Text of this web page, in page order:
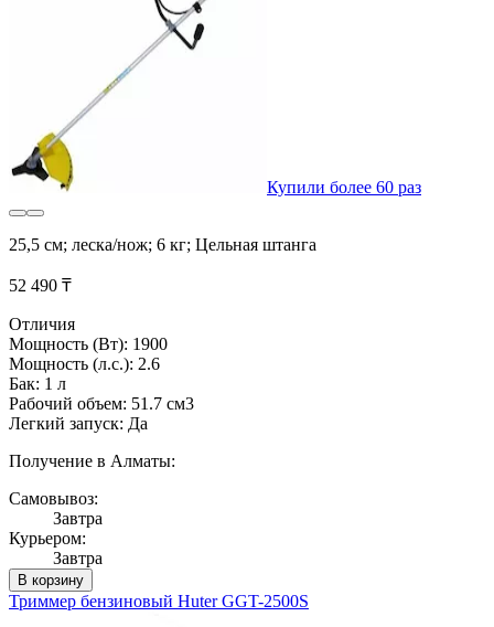
Купили более 60 раз
25,5 см; леска/нож; 6 кг; Цельная штанга
52 490 ₸
Отличия
Мощность (Вт): 1900
Мощность (л.с.): 2.6
Бак: 1 л
Рабочий объем: 51.7 см3
Легкий запуск: Да
Получение в Алматы:
Самовывоз:
Завтра
Курьером:
Завтра
В корзину
Триммер бензиновый Huter GGT-2500S